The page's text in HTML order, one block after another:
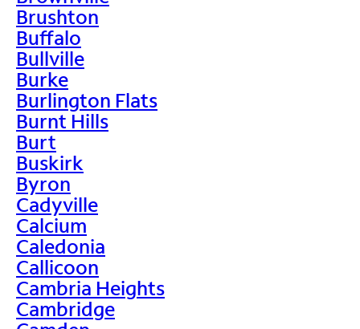
Brushton
Buffalo
Bullville
Burke
Burlington Flats
Burnt Hills
Burt
Buskirk
Byron
Cadyville
Calcium
Caledonia
Callicoon
Cambria Heights
Cambridge